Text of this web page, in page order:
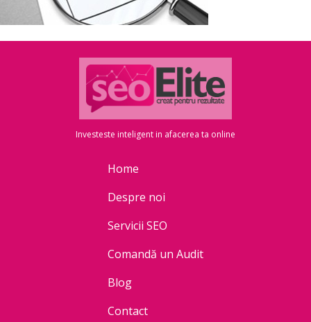
Investeste inteligent in afacerea ta online
Home
Despre noi
Servicii SEO
Comandă un Audit
Blog
Contact